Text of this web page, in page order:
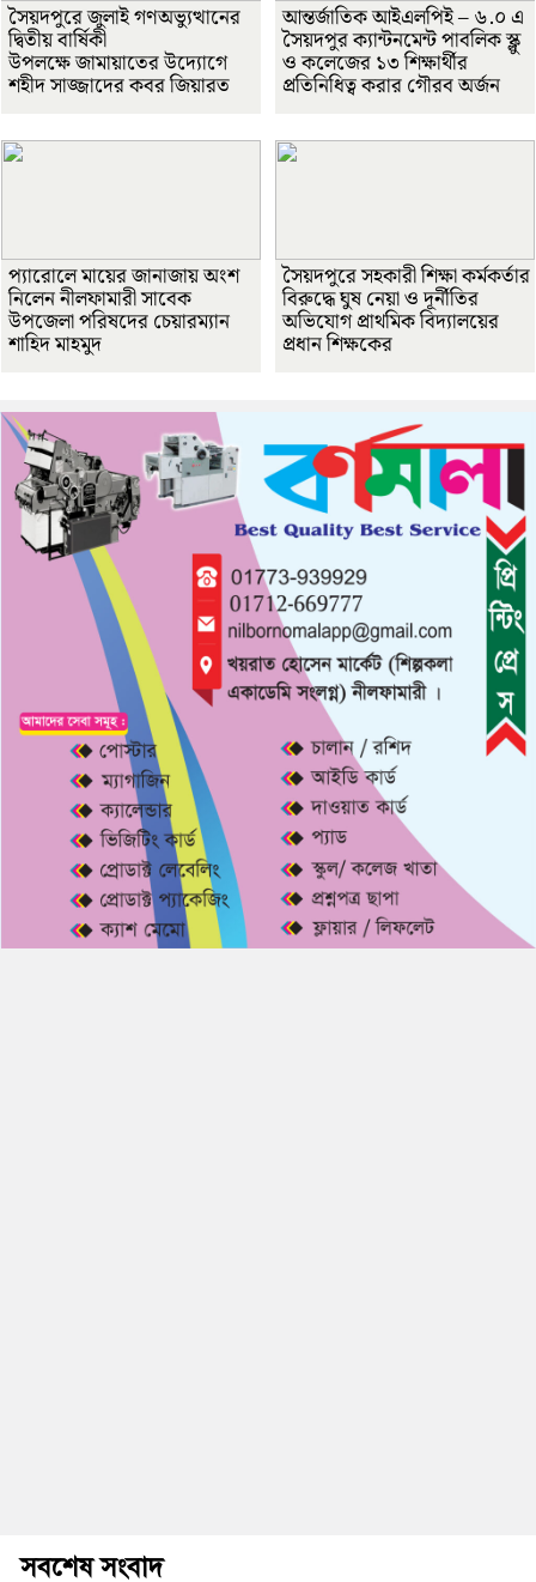
সৈয়দপুরে জুলাই গণঅভ্যুত্থানের
দ্বিতীয় বার্ষিকী
উপলক্ষে জামায়াতের উদ্যোগে
শহীদ সাজ্জাদের কবর জিয়ারত
আন্তর্জাতিক আইএলপিই – ৬.০ এ
সৈয়দপুর ক্যান্টনমেন্ট পাবলিক স্ক্লু
ও কলেজের ১৩ শিক্ষার্থীর
প্রতিনিধিত্ব করার গৌরব অর্জন
প্যারোলে মায়ের জানাজায় অংশ
নিলেন নীলফামারী সাবেক
উপজেলা পরিষদের চেয়ারম্যান
শাহিদ মাহমুদ
সৈয়দপুরে সহকারী শিক্ষা কর্মকর্তার
বিরুদ্ধে ঘুষ নেয়া ও দূর্নীতির
অভিযোগ প্রাথমিক বিদ্যালয়ের
প্রধান শিক্ষকের
সবশেষ সংবাদ